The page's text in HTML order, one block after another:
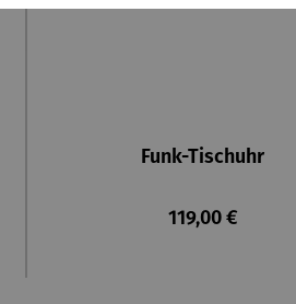
Funk-Tischuhr
Regulärer Preis:
119,00 €